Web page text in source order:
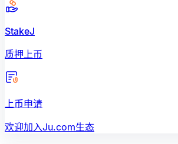
StakeJ
质押上币
上币申请
欢迎加入Ju.com生态